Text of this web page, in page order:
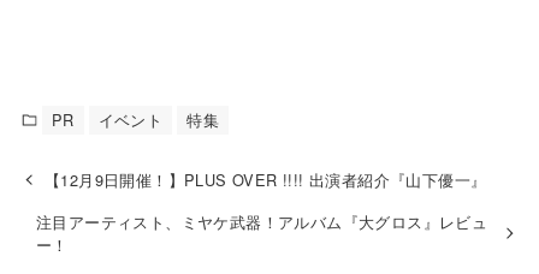
PR イベント 特集
【12月9日開催！】PLUS OVER !!!! 出演者紹介『山下優一』
注目アーティスト、ミヤケ武器！アルバム『大グロス』レビュ
ー！